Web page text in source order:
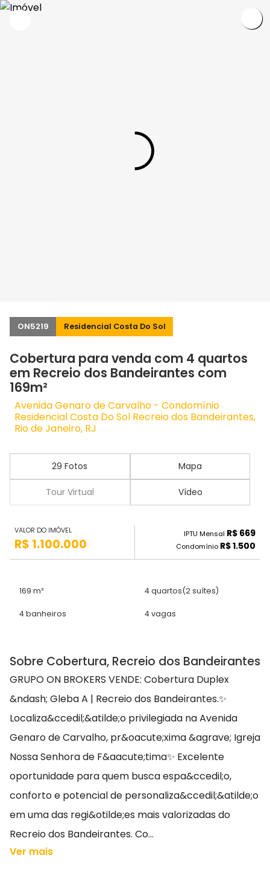
ON5219 Residencial Costa Do Sol
Cobertura para venda com 4 quartos
em Recreio dos Bandeirantes com
169m²
Avenida Genaro de Carvalho - Condomínio
Residencial Costa Do Sol Recreio dos Bandeirantes,
Rio de Janeiro, RJ
29 Fotos Mapa
Tour Virtual Vídeo
VALOR DO IMÓVEL
R$ 1.100.000
IPTU Mensal R$ 669
Condomínio R$ 1.500
169 m² 4 quartos(2 suítes)
4 banheiros 4 vagas
Sobre Cobertura, Recreio dos Bandeirantes
GRUPO ON BROKERS VENDE: Cobertura Duplex
&ndash; Gleba A | Recreio dos Bandeirantes.✨
Localiza&ccedil;&atilde;o privilegiada na Avenida
Genaro de Carvalho, pr&oacute;xima &agrave; Igreja
Nossa Senhora de F&aacute;tima✨ Excelente
oportunidade para quem busca espa&ccedil;o,
conforto e potencial de personaliza&ccedil;&atilde;o
em uma das regi&otilde;es mais valorizadas do
Recreio dos Bandeirantes. Co...
Ver mais